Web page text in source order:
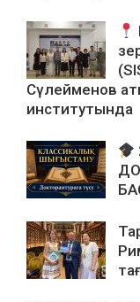
Сүлейменов
институтында